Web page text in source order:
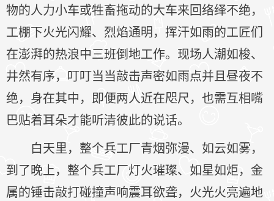
物的人力小车或牲畜拖动的大车来回络绎不绝，
工棚下火光闪耀、烈焰通明，挥汗如雨的工匠们
在澎湃的热浪中三班倒地工作。现场人潮如梭、
井然有序，叮叮当当敲击声密如雨点并且昼夜不
绝，身在其中，即便两人近在咫尺，也需互相嘴
巴贴着耳朵才能听清彼此的说话。
白天里，整个兵工厂青烟弥漫、如云如雾，
到了晚上，整个兵工厂灯火璀璨、如星如炬，金
属的锤击敲打碰撞声响震耳欲聋，火光火亮遍地